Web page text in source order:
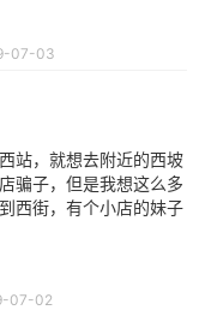
07-03
站，就想去附近的西坡
骗子，但是我想这么多
西街，有个小店的妹子
07-02